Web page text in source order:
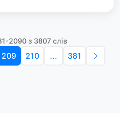
2090 з 3807 слів
209 210 ... 381